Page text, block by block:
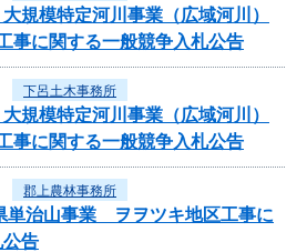
規模特定河川事業（広域河川）
事に関する一般競争入札公告
下呂土木事務所
規模特定河川事業（広域河川）
事に関する一般競争入札公告
郡上農林事務所
単治山事業 ヲヲツキ地区工事に
公告